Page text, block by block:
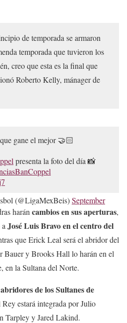
de temporada se armaron
temporada que tuvieron los
creo que esta es la final que
Roberto Kelly, mánager de
gane el mejor 🤝🏻
presenta la foto del día 📸
(@LigaMexBeis)September
harán cambios en sus aperturas,
José Luis Bravo en el centro del
que Erick Leal será el abridor del
Bauer y Brooks Hall lo harán en el
en la Sultana del Norte.
de los Sultanes de
estará integrada por Julio
Tarpley y Jared Lakind.